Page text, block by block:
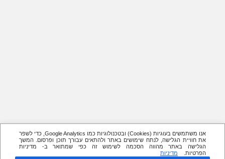
אנו משתמשים בעוגיות (Cookies) ובטכנולוגיות כמו Google Analytics, כדי לשפר
את חוויית הגלישה, לנתח שימושים באתר ולהתאים עבורך תוכן ופרסום. המשך
הגלישה באתר מהווה הסכמה לשימוש זה כפי שמתואר ב- מדיניות
הפרטיות.
מדיניות